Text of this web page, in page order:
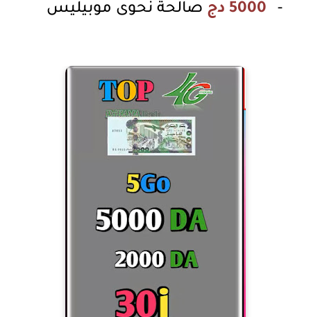
- 5000 دج صالحة نحوى موبيليس